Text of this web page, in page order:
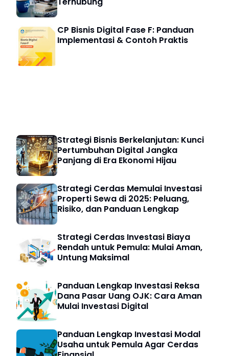
CP Bisnis Digital Fase F: Panduan
Implementasi & Contoh Praktis
Strategi Bisnis Berkelanjutan: Kunci
Pertumbuhan Digital Jangka
Panjang di Era Ekonomi Hijau
Strategi Cerdas Memulai Investasi
Properti Sewa di 2025: Peluang,
Risiko, dan Panduan Lengkap
Strategi Cerdas Investasi Biaya
Rendah untuk Pemula: Mulai Aman,
Untung Maksimal
Panduan Lengkap Investasi Reksa
Dana Pasar Uang OJK: Cara Aman
Mulai Investasi Digital
Panduan Lengkap Investasi Modal
Usaha untuk Pemula Agar Cerdas